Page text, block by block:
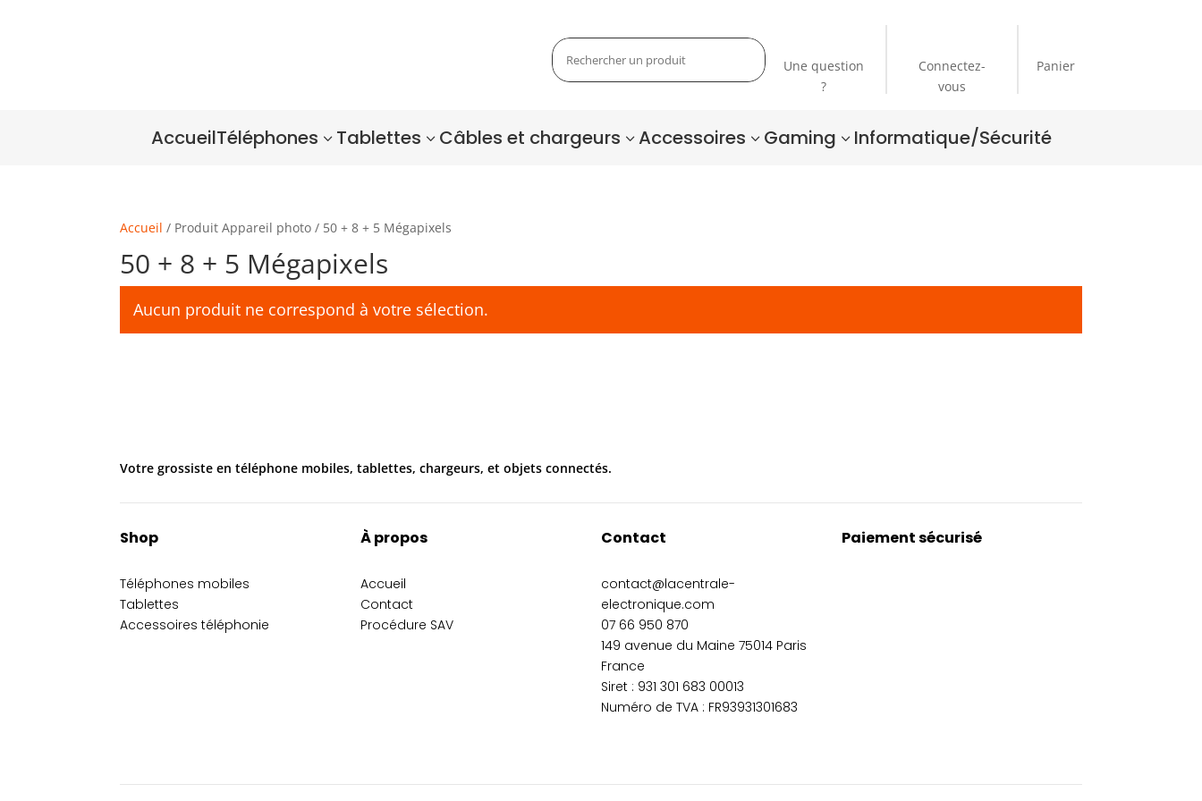
Une question
?
Connectez-
vous
Panier
AccueilTéléphones 3 Tablettes 3 Câbles et chargeurs 3 Accessoires 3 Gaming 3 Informatique/Sécurité
Accueil / Produit Appareil photo / 50 + 8 + 5 Mégapixels
50 + 8 + 5 Mégapixels
Aucun produit ne correspond à votre sélection.
Votre grossiste en téléphone mobiles, tablettes, chargeurs, et objets connectés.
Shop
Téléphones mobiles
Tablettes
Accessoires téléphonie
À propos
Accueil
Contact
Procédure SAV
Contact
contact@lacentrale-
electronique.com
07 66 950 870
149 avenue du Maine 75014 Paris
France
Siret : 931 301 683 00013
Numéro de TVA : FR93931301683
Paiement sécurisé